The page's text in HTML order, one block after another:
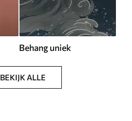
Behang uniek
BEKIJK ALLE